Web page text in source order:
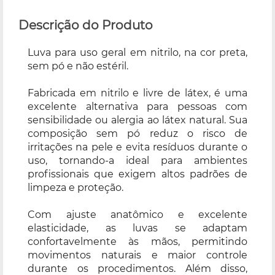
Descrição do Produto
Luva para uso geral em nitrilo, na cor preta,
sem pó e não estéril.
Fabricada em nitrilo e livre de látex, é uma
excelente alternativa para pessoas com
sensibilidade ou alergia ao látex natural. Sua
composição sem pó reduz o risco de
irritações na pele e evita resíduos durante o
uso, tornando-a ideal para ambientes
profissionais que exigem altos padrões de
limpeza e proteção.
Com ajuste anatômico e excelente
elasticidade, as luvas se adaptam
confortavelmente às mãos, permitindo
movimentos naturais e maior controle
durante os procedimentos. Além disso,